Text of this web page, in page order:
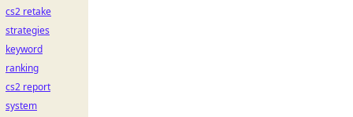
cs2 retake
strategies
keyword
ranking
cs2 report
system